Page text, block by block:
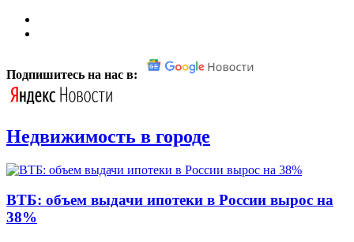
Подпишитесь на нас в:
Недвижимость в городе
ВТБ: объем выдачи ипотеки в России вырос на
38%